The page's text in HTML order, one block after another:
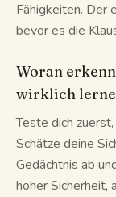
Fähigkeiten. Der
bevor es die
Woran
wirklich
Teste dich
Schätze deine
Gedächtnis ab
hoher Sicherheit,